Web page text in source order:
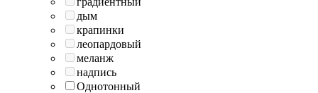
дым
крапинки
леопардовый
меланж
надпись
Однотонный